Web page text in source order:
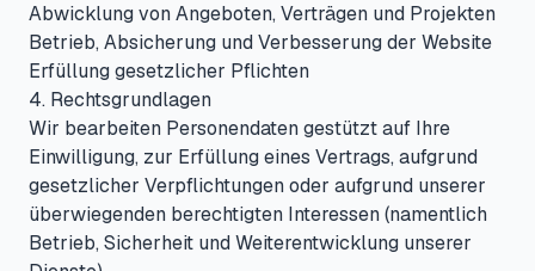
Abwicklung von Angeboten, Verträgen und Projekten
Betrieb, Absicherung und Verbesserung der Website
Erfüllung gesetzlicher Pflichten
4. Rechtsgrundlagen
Wir bearbeiten Personendaten gestützt auf Ihre
Einwilligung, zur Erfüllung eines Vertrags, aufgrund
gesetzlicher Verpflichtungen oder aufgrund unserer
überwiegenden berechtigten Interessen (namentlich
Betrieb, Sicherheit und Weiterentwicklung unserer